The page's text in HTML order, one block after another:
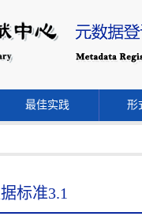
最佳实践 形
标准3.1